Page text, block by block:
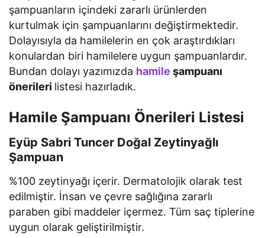
şampuanların içindeki zararlı ürünlerden
kurtulmak için şampuanlarını değiştirmektedir.
Dolayısıyla da hamilelerin en çok araştırdıkları
konulardan biri hamilelere uygun şampuanlardır.
Bundan dolayı yazımızda hamile şampuanı
önerileri listesi hazırladık.
Hamile Şampuanı Önerileri Listesi
Eyüp Sabri Tuncer Doğal Zeytinyağlı
Şampuan
%100 zeytinyağı içerir. Dermatolojik olarak test
edilmiştir. İnsan ve çevre sağlığına zararlı
paraben gibi maddeler içermez. Tüm saç tiplerine
uygun olarak geliştirilmiştir.